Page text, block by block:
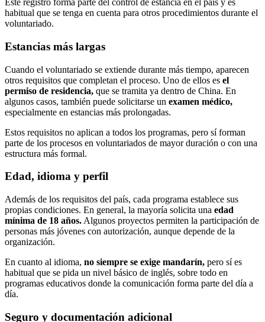
Este registro forma parte del control de estancia en el país y es
habitual que se tenga en cuenta para otros procedimientos durante el
voluntariado.
Estancias más largas
Cuando el voluntariado se extiende durante más tiempo, aparecen
otros requisitos que completan el proceso. Uno de ellos es el
permiso de residencia, que se tramita ya dentro de China. En
algunos casos, también puede solicitarse un examen médico,
especialmente en estancias más prolongadas.
Estos requisitos no aplican a todos los programas, pero sí forman
parte de los procesos en voluntariados de mayor duración o con una
estructura más formal.
Edad, idioma y perfil
Además de los requisitos del país, cada programa establece sus
propias condiciones. En general, la mayoría solicita una edad
mínima de 18 años. Algunos proyectos permiten la participación de
personas más jóvenes con autorización, aunque depende de la
organización.
En cuanto al idioma, no siempre se exige mandarín, pero sí es
habitual que se pida un nivel básico de inglés, sobre todo en
programas educativos donde la comunicación forma parte del día a
día.
Seguro y documentación adicional